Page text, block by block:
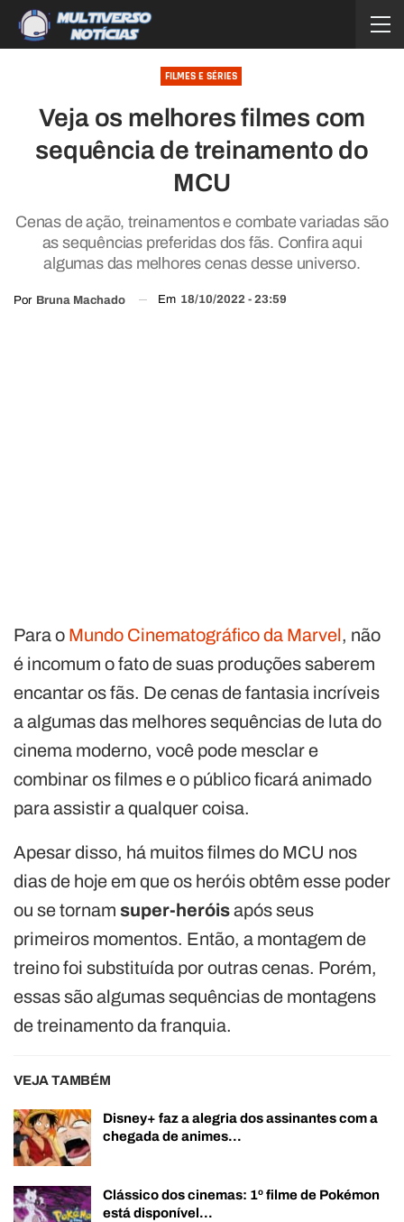
FILMES E SÉRIES
Veja os melhores filmes com
sequência de treinamento do
MCU
Cenas de ação, treinamentos e combate variadas são
as sequências preferidas dos fãs. Confira aqui
algumas das melhores cenas desse universo.
Por Bruna Machado Em 18/10/2022 - 23:59
Para o Mundo Cinematográfico da Marvel, não
é incomum o fato de suas produções saberem
encantar os fãs. De cenas de fantasia incríveis
a algumas das melhores sequências de luta do
cinema moderno, você pode mesclar e
combinar os filmes e o público ficará animado
para assistir a qualquer coisa.
Apesar disso, há muitos filmes do MCU nos
dias de hoje em que os heróis obtêm esse poder
ou se tornam super-heróisapós seus
primeiros momentos. Então, a montagem de
treino foi substituída por outras cenas. Porém,
essas são algumas sequências de montagens
de treinamento da franquia.
VEJA TAMBÉM
Disney+ faz a alegria dos assinantes com a
chegada de animes…
Clássico dos cinemas: 1º filme de Pokémon
está disponível…